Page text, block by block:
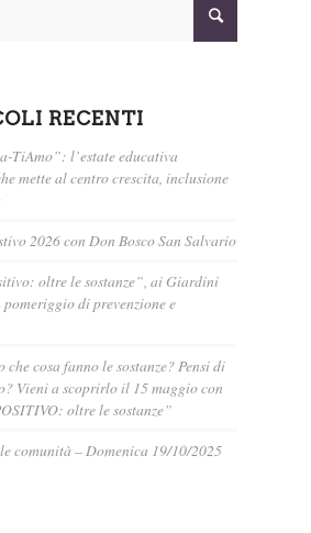
RECENTI
TiAmo”: l’estate educativa
mette al centro crescita, inclusione
2026 con Don Bosco San Salvario
oltre le sostanze”, ai Giardini
pomeriggio di prevenzione e
che cosa fanno le sostanze? Pensi di
Vieni a scoprirlo il 15 maggio con
oltre le sostanze”
comunità – Domenica 19/10/2025